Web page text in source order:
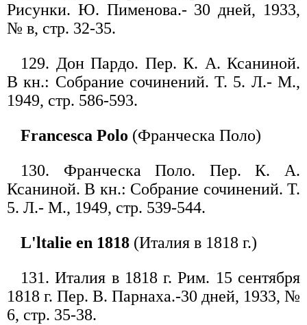
Рисунки. Ю. Пименова.- 30 дней, 1933,
№ в, стр. 32-35.
129. Дон Пардо. Пер. К. А. Ксаниной.
В кн.: Собрание сочинений. Т. 5. Л.- М.,
1949, стр. 586-593.
Francesca Polo (Франческа Поло)
130. Франческа Поло. Пер. К. А.
Ксаниной. В кн.: Собрание сочинений. Т.
5. Л.- М., 1949, стр. 539-544.
L'ltalie en 1818 (Италия в 1818 г.)
131. Италия в 1818 г. Рим. 15 сентября
1818 г. Пер. В. Парнаха.-30 дней, 1933, №
6, стр. 35-38.